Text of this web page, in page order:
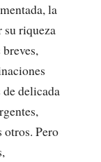
la
su riqueza
delicada
otros. Pero